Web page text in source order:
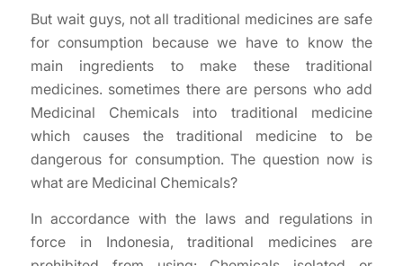
But wait guys, not all traditional medicines are safe
for consumption because we have to know the
main ingredients to make these traditional
medicines. sometimes there are persons who add
Medicinal Chemicals into traditional medicine
which causes the traditional medicine to be
dangerous for consumption. The question now is
what are Medicinal Chemicals?
In accordance with the laws and regulations in
force in Indonesia, traditional medicines are